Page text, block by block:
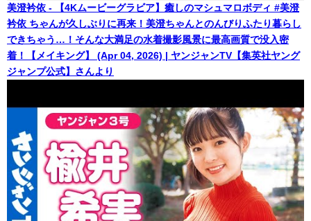
美澄衿依 - 【4Kムービーグラビア】癒しのマシュマロボディ #美澄
衿依 ちゃんが久しぶりに再来！美澄ちゃんとのんびりふたり暮らし
できちゃう…！そんな大満足の水着撮影風景に最高画質で没入密
着！【メイキング】 (Apr 04, 2026) | ヤンジャンTV【集英社ヤング
ジャンプ公式】さんより